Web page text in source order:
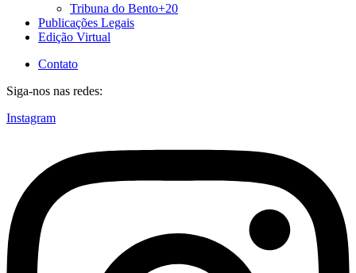
Tribuna do Bento+20
Publicações Legais
Edição Virtual
Contato
Siga-nos nas redes:
Instagram